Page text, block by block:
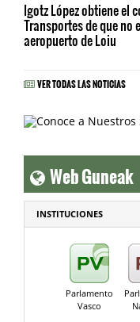
Igotz López obtiene el
Transportes de que no
aeropuerto de Loiu
VER TODAS LAS NOTICIAS
Web Guneak
INSTITUCIONES
Parlamento
Vasco